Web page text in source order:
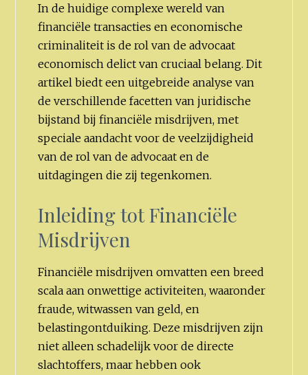
In de huidige complexe wereld van
financiële transacties en economische
criminaliteit is de rol van de advocaat
economisch delict van cruciaal belang. Dit
artikel biedt een uitgebreide analyse van
de verschillende facetten van juridische
bijstand bij financiële misdrijven, met
speciale aandacht voor de veelzijdigheid
van de rol van de advocaat en de
uitdagingen die zij tegenkomen.
Inleiding tot Financiële
Misdrijven
Financiële misdrijven omvatten een breed
scala aan onwettige activiteiten, waaronder
fraude, witwassen van geld, en
belastingontduiking. Deze misdrijven zijn
niet alleen schadelijk voor de directe
slachtoffers, maar hebben ook